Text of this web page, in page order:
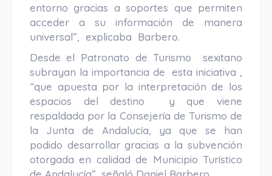
entorno gracias a soportes que permiten
acceder a su información de manera
universal”, explicaba Barbero.
Desde el Patronato de Turismo sexitano
subrayan la importancia de esta iniciativa ,
“que apuesta por la interpretación de los
espacios del destino y que viene
respaldada por la Consejería de Turismo de
la Junta de Andalucía, ya que se han
podido desarrollar gracias a la subvención
otorgada en calidad de Municipio Turístico